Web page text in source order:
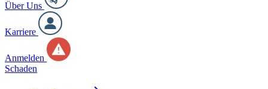
Über Uns
Karriere
Anmelden
Schaden